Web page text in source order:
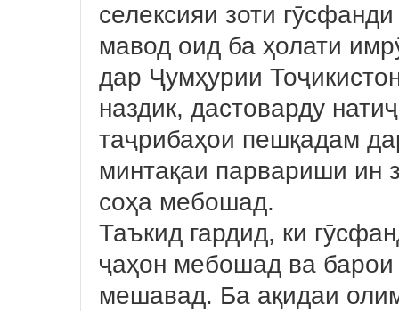
селексияи зоти
мавод оид ба ҳолати
дар Ҷумҳурии
наздик, дастоварду
таҷрибаҳои пешқадам
минтақаи парвариши ин
соҳа мебошад.
Таъкид гардид, ки
ҷаҳон мебошад ва барои
мешавад. Ба ақидаи